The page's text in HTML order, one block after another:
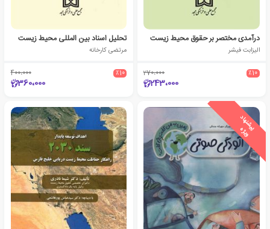
درآمدی مختصر بر حقوق محیط زیست
الیزابت فیشر
٪10 270،000
243،000
تحلیل اسناد بین المللی محیط زیست
مرتضی کارخانه
٪10 400،000
360،000
پ
ی
ش
ن
ه
ا
د
و
ی
ژ
ه